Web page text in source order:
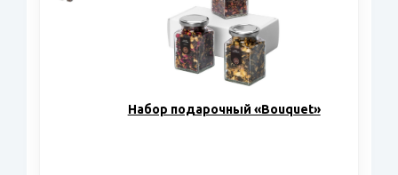
Набор подарочный «Bouquet»